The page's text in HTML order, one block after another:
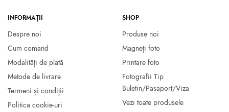
INFORMAȚII
Despre noi
Cum comand
Modalități de plată
Metode de livrare
Termeni și condiții
Politica cookie-uri
SHOP
Produse noi
Magneți foto
Printare foto
Fotografii Tip
Buletin/Pasaport/Viza
Vezi toate produsele